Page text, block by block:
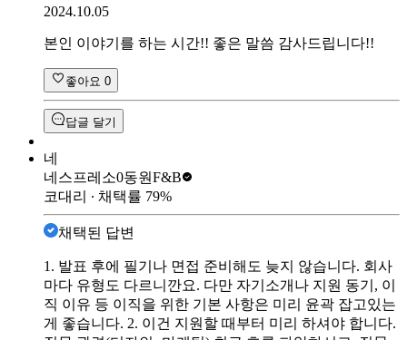
2024.10.05
본인 이야기를 하는 시간!! 좋은 말씀 감사드립니다!!
좋아요 0
답글 달기
네
네스프레소0동원F&B
코대리 ∙ 채택률 79%
채택된 답변
1. 발표 후에 필기나 면접 준비해도 늦지 않습니다. 회사
마다 유형도 다르니깐요. 다만 자기소개나 지원 동기, 이
직 이유 등 이직을 위한 기본 사항은 미리 윤곽 잡고있는
게 좋습니다. 2. 이건 지원할 때부터 미리 하셔야 합니다.